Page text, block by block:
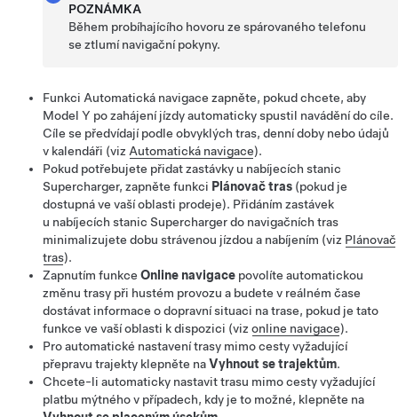
POZNÁMKA
Během probíhajícího hovoru ze spárovaného telefonu
se ztlumí navigační pokyny.
Funkci Automatická navigace zapněte, pokud chcete, aby
Model Y po zahájení jízdy automaticky spustil navádění do cíle.
Cíle se předvídají podle obvyklých tras, denní doby nebo údajů
v kalendáři (viz Automatická navigace).
Pokud potřebujete přidat zastávky u nabíjecích stanic
Supercharger, zapněte funkci Plánovač tras (pokud je
dostupná ve vaší oblasti prodeje). Přidáním zastávek
u nabíjecích stanic Supercharger do navigačních tras
minimalizujete dobu strávenou jízdou a nabíjením (viz Plánovač
tras).
Zapnutím funkce Online navigace povolíte automatickou
změnu trasy při hustém provozu a budete v reálném čase
dostávat informace o dopravní situaci na trase, pokud je tato
funkce ve vaší oblasti k dispozici (viz online navigace).
Pro automatické nastavení trasy mimo cesty vyžadující
přepravu trajekty klepněte naVyhnout se trajektům.
Chcete-li automaticky nastavit trasu mimo cesty vyžadující
platbu mýtného v případech, kdy je to možné, klepněte na